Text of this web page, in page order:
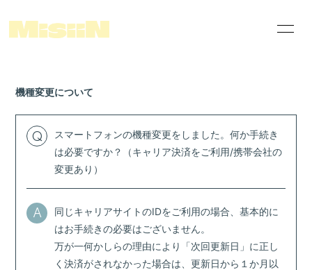
Disco
who's MisiiN ? Merch Shop
THIS IS MisiiN
Linktree
special photos himitsu movie
機種変更について
Q
スマートフォンの機種変更をしました。何か手続き
は必要ですか？（キャリア決済をご利用/携帯会社の
変更あり）
A
同じキャリアサイトのIDをご利用の場合、基本的に
はお手続きの必要はございません。
万が一何かしらの理由により「次回更新日」に正し
く決済がされなかった場合は、更新日から１か月以